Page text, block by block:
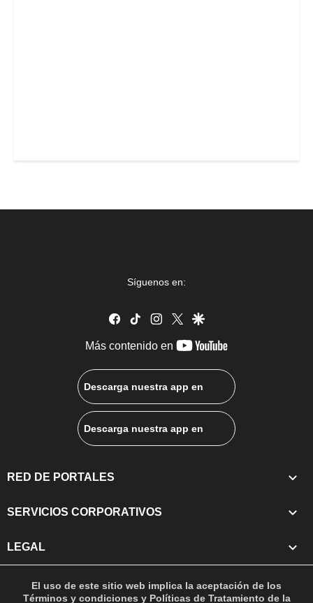
Síguenos en:
facebook
tiktok instagram
twittergoogle
Más contenido en
youtube-
Descarga nuestra app en
Descarga nuestra app en
RED DE PORTALES
SERVICIOS CORPORATIVOS
LEGAL
El uso de este sitio web implica la aceptación de los
Términos y condiciones y Políticas de Tratamiento de la